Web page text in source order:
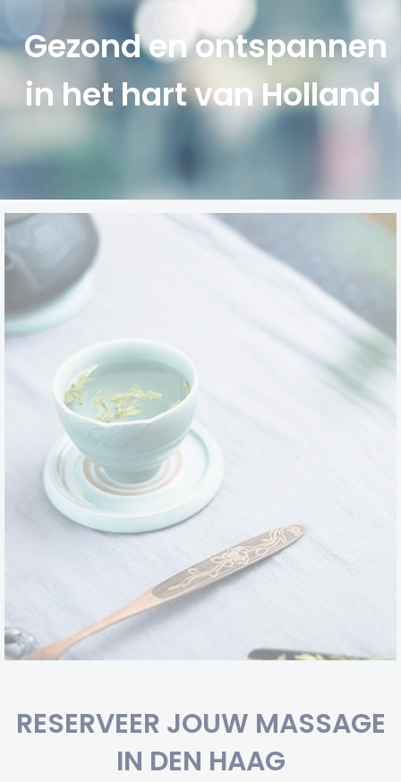
Gezond en ontspannen
in het hart van Holland
RESERVEER JOUW MASSAGE
IN DEN HAAG